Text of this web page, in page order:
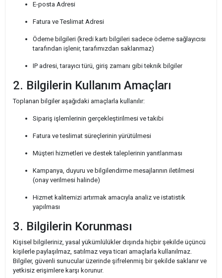
E-posta Adresi
Fatura ve Teslimat Adresi
Ödeme bilgileri (kredi kartı bilgileri sadece ödeme sağlayıcısı
tarafından işlenir, tarafımızdan saklanmaz)
IP adresi, tarayıcı türü, giriş zamanı gibi teknik bilgiler
2. Bilgilerin Kullanım Amaçları
Toplanan bilgiler aşağıdaki amaçlarla kullanılır:
Sipariş işlemlerinin gerçekleştirilmesi ve takibi
Fatura ve teslimat süreçlerinin yürütülmesi
Müşteri hizmetleri ve destek taleplerinin yanıtlanması
Kampanya, duyuru ve bilgilendirme mesajlarının iletilmesi
(onay verilmesi halinde)
Hizmet kalitemizi artırmak amacıyla analiz ve istatistik
yapılması
3. Bilgilerin Korunması
Kişisel bilgileriniz, yasal yükümlülükler dışında hiçbir şekilde üçüncü
kişilerle paylaşılmaz, satılmaz veya ticari amaçlarla kullanılmaz.
Bilgiler, güvenli sunucular üzerinde şifrelenmiş bir şekilde saklanır ve
yetkisiz erişimlere karşı korunur.